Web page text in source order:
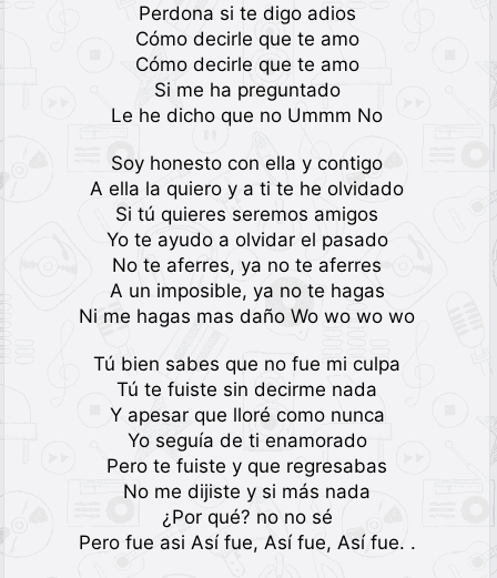
Perdona si te digo adios
Cómo decirle que te amo
Cómo decirle que te amo
Si me ha preguntado
Le he dicho que no Ummm No
Soy honesto con ella y contigo
A ella la quiero y a ti te he olvidado
Si tú quieres seremos amigos
Yo te ayudo a olvidar el pasado
No te aferres, ya no te aferres
A un imposible, ya no te hagas
Ni me hagas mas daño Wo wo wo wo
Tú bien sabes que no fue mi culpa
Tú te fuiste sin decirme nada
Y apesar que lloré como nunca
Yo seguía de ti enamorado
Pero te fuiste y que regresabas
No me dijiste y si más nada
¿Por qué? no no sé
Pero fue asi Así fue, Así fue, Así fue. .